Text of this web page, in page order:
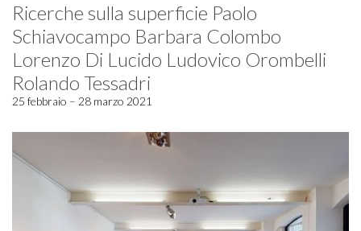
Ricerche sulla superficie Paolo
Schiavocampo Barbara Colombo
Lorenzo Di Lucido Ludovico Orombelli
Rolando Tessadri
25 febbraio – 28 marzo 2021